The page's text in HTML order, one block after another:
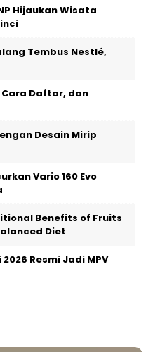
Hijaukan Wisata
Tembus Nestlé,
Cara Daftar, dan
Desain Mirip
Vario 160 Evo
Benefits of Fruits
Diet
Resmi Jadi MPV